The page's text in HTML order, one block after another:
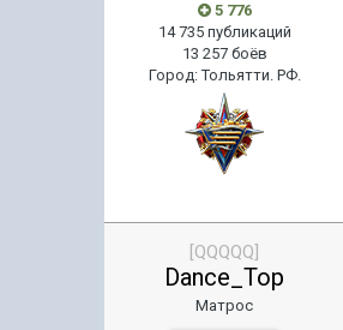
5 776
14 735 публикаций
13 257 боёв
Город:Тольятти. РФ.
[QQQQQ]
Dance_Top
Матрос